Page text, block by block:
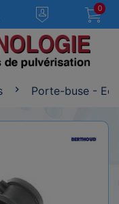
0
Porte-buse -